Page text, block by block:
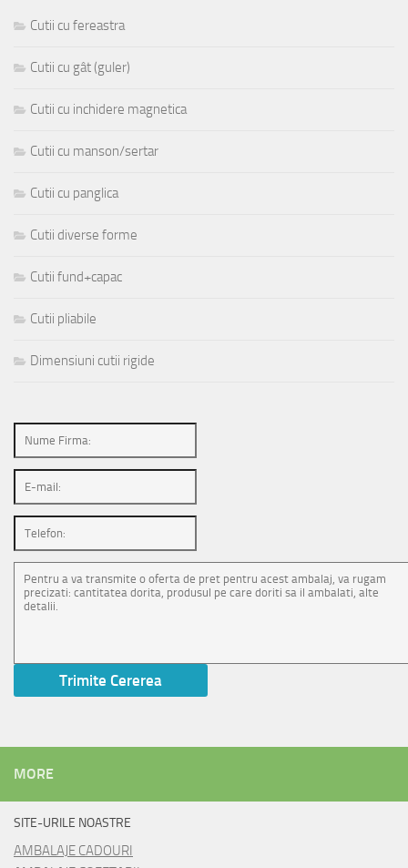
Cutii cu fereastra
Cutii cu gât (guler)
Cutii cu inchidere magnetica
Cutii cu manson/sertar
Cutii cu panglica
Cutii diverse forme
Cutii fund+capac
Cutii pliabile
Dimensiuni cutii rigide
MORE
SITE-URILE NOASTRE
AMBALAJE CADOURI